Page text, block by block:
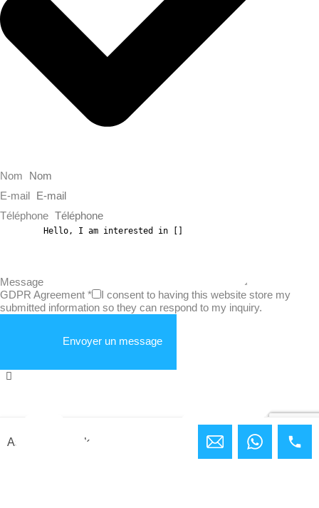
Nom
E-mail
Téléphone
Message
GDPR Agreement *
I consent to having this website store my
submitted information so they can respond to my inquiry.
Envoyer un message
Ashley Bundock